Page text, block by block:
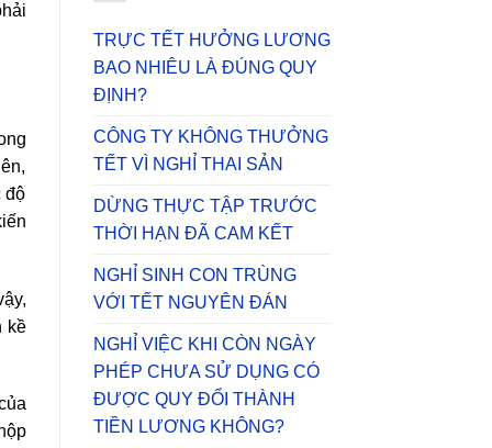
độ
kề
TRỰC TẾT HƯỞNG LƯƠNG
BAO NHIÊU LÀ ĐÚNG QUY
ĐỊNH?
CÔNG TY KHÔNG THƯỞNG
TẾT VÌ NGHỈ THAI SẢN
DỪNG THỰC TẬP TRƯỚC
THỜI HẠN ĐÃ CAM KẾT
NGHỈ SINH CON TRÙNG
VỚI TẾT NGUYÊN ĐÁN
NGHỈ VIỆC KHI CÒN NGÀY
PHÉP CHƯA SỬ DỤNG CÓ
ĐƯỢC QUY ĐỔI THÀNH
TIỀN LƯƠNG KHÔNG?